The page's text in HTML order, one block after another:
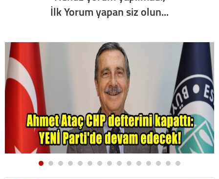
İlk Yorum yapan siz olun...